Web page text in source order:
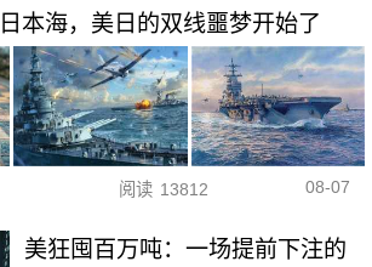
本海，美日的双线噩梦开始了
阅读 13812 08-07
美狂囤百万吨：一场提前下注的